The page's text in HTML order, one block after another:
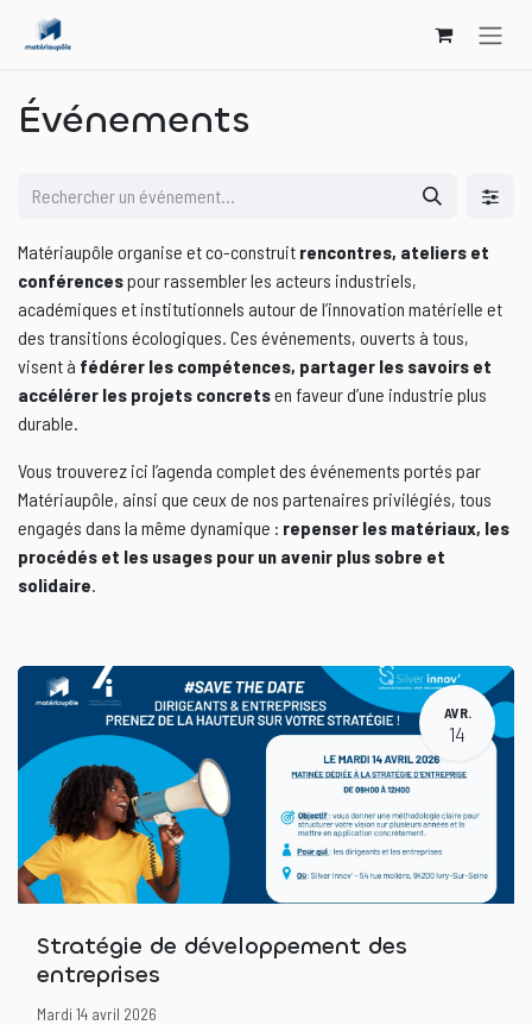
Se rendre au contenu
Événements
Matériaupôle organise et co-construit rencontres, ateliers et
conférencespour rassembler les acteurs industriels,
académiques et institutionnels autour de l’innovation matérielle et
des transitions écologiques. Ces événements, ouverts à tous,
visent à fédérer les compétences, partager les savoirs et
accélérer les projets concretsen faveur d’une industrie plus
durable.
Vous trouverez ici l’agenda complet des événements portés par
Matériaupôle, ainsi que ceux de nos partenaires privilégiés, tous
engagés dans la même dynamique : repenser les matériaux, les
procédés et les usages pour un avenir plus sobre et
solidaire.
AVR.
14
Stratégie de développement des
entreprises
Mardi 14 avril 2026